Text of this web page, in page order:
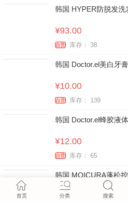
韩国 HYPER防脱发洗
¥93.00
自营 库存： 38
韩国 Doctor.el美白牙
¥10.00
自营 库存： 139
韩国 Doctor.el蜂胶液
¥12.00
自营 库存： 65
韩国 MOICURA蓬松
¥72.00
首页 分类 搜索